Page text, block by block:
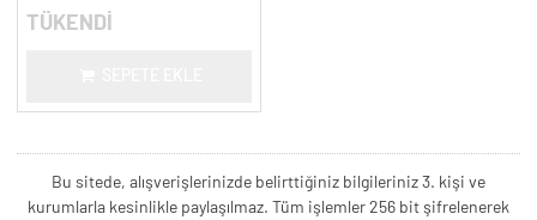
TÜKENDİ
Bu sitede, alışverişlerinizde belirttiğiniz bilgileriniz 3. kişi ve
kurumlarla kesinlikle paylaşılmaz. Tüm işlemler 256 bit şifrelenerek